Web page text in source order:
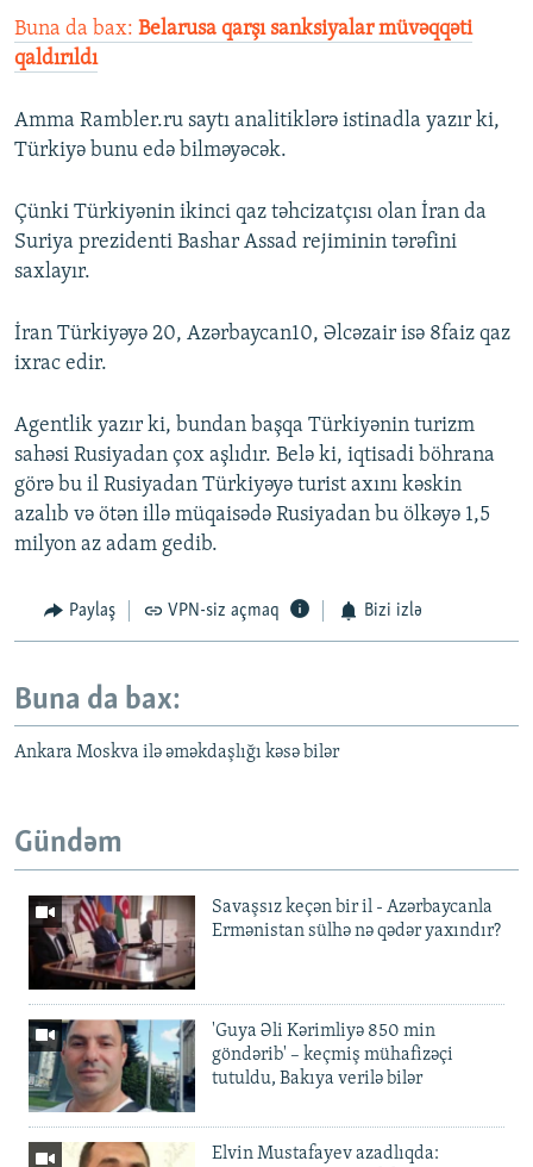
Buna da bax: Belarusa qarşı sanksiyalar müvəqqəti
qaldırıldı
Amma Rambler.ru saytı analitiklərə istinadla yazır ki,
Türkiyə bunu edə bilməyəcək.
Çünki Türkiyənin ikinci qaz təhcizatçısı olan İran da
Suriya prezidenti Bashar Assad rejiminin tərəfini
saxlayır.
İran Türkiyəyə 20, Azərbaycan10, Əlcəzair isə 8faiz qaz
ixrac edir.
Agentlik yazır ki, bundan başqa Türkiyənin turizm
sahəsi Rusiyadan çox aşlıdır. Belə ki, iqtisadi böhrana
görə bu il Rusiyadan Türkiyəyə turist axını kəskin
azalıb və ötən illə müqaisədə Rusiyadan bu ölkəyə 1,5
milyon az adam gedib.
Paylaş VPN-siz açmaq Bizi izlə
Buna da bax:
Ankara Moskva ilə əməkdaşlığı kəsə bilər
Gündəm
Savaşsız keçən bir il - Azərbaycanla
Ermənistan sülhə nə qədər yaxındır?
'Guya Əli Kərimliyə 850 min
göndərib' – keçmiş mühafizəçi
tutuldu, Bakıya verilə bilər
Elvin Mustafayev azadlıqda: